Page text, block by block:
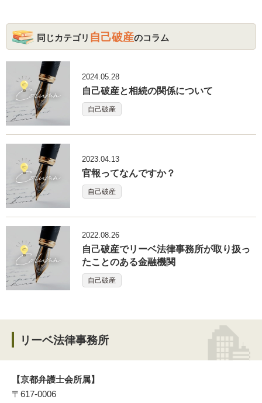
同じカテゴリ 自己破産のコラム
2024.05.28
自己破産と相続の関係について
自己破産
2023.04.13
官報ってなんですか？
自己破産
2022.08.26
自己破産でリーベ法律事務所が取り扱っ
たことのある金融機関
自己破産
リーベ法律事務所
【京都弁護士会所属】
〒617-0006